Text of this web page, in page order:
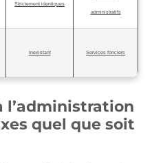
Strictement identiques
administratifs
Inexistant Services fonciers
l’administration
quel que soit